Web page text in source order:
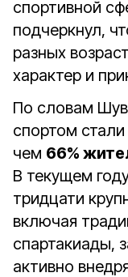
спортивной
подчеркнул,
разных
характер и
По словам
спортом
чем 66%
В текущем
тридцати
включая
спартакиады,
активно